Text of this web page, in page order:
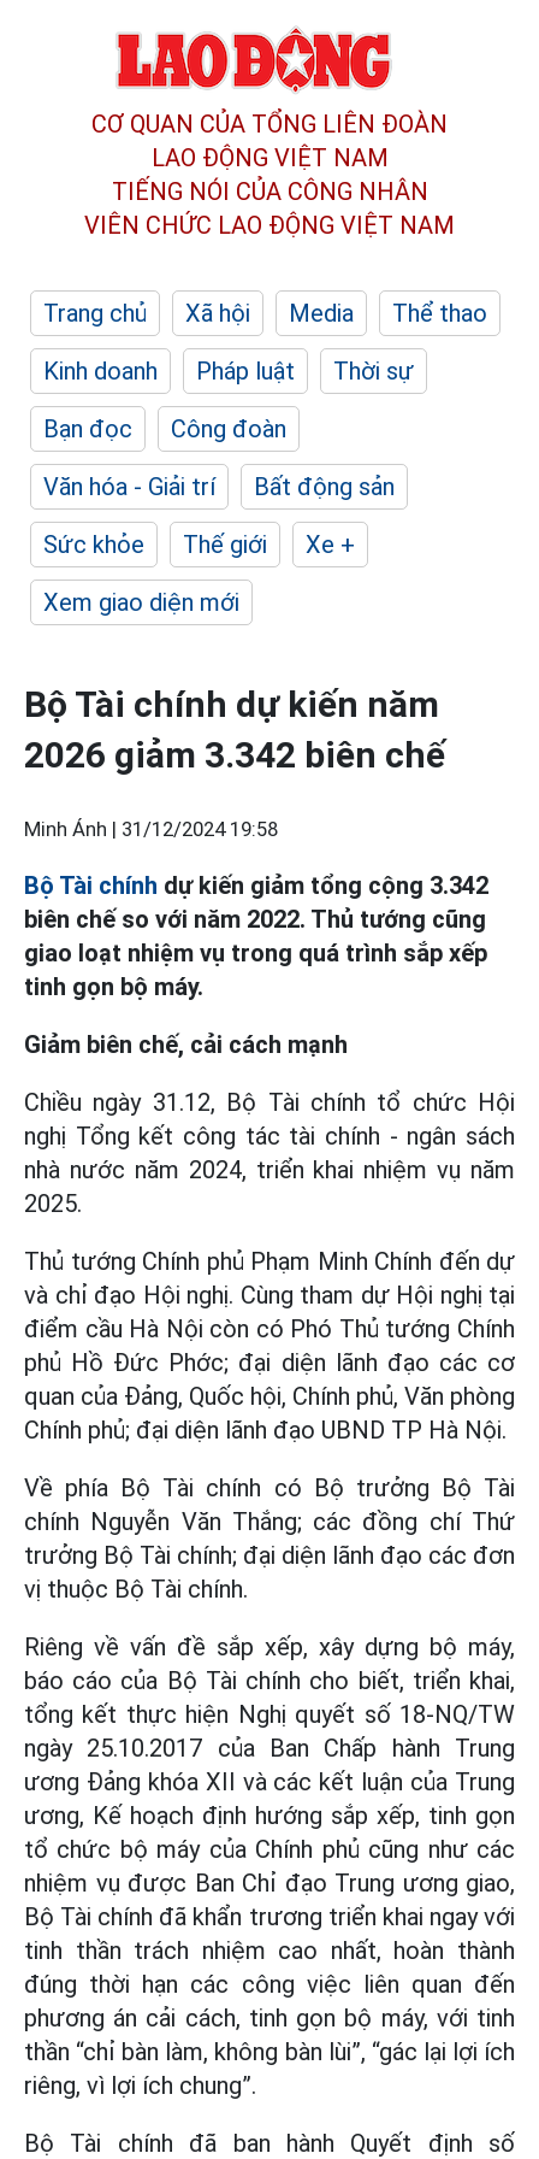
CƠ QUAN CỦA TỔNG LIÊN ĐOÀN
LAO ĐỘNG VIỆT NAM
TIẾNG NÓI CỦA CÔNG NHÂN
VIÊN CHỨC LAO ĐỘNG VIỆT NAM
Trang chủ Xã hội Media
Thể thao
Kinh doanh
Pháp luật
Thời sự
Bạn đọc
Công đoàn
Văn hóa - Giải trí
Bất động sản
Sức khỏe
Thế giới
Xe +
Xem giao diện mới
Bộ Tài chính dự kiến năm
2026 giảm 3.342 biên chế
Minh Ánh | 31/12/2024 19:58
Bộ Tài chính dự kiến giảm tổng cộng 3.342
biên chế so với năm 2022. Thủ tướng cũng
giao loạt nhiệm vụ trong quá trình sắp xếp
tinh gọn bộ máy.
Giảm biên chế, cải cách mạnh
Chiều ngày 31.12, Bộ Tài chính tổ chức Hội
nghị Tổng kết công tác tài chính - ngân sách
nhà nước năm 2024, triển khai nhiệm vụ năm
2025.
Thủ tướng Chính phủ Phạm Minh Chính đến dự
và chỉ đạo Hội nghị. Cùng tham dự Hội nghị tại
điểm cầu Hà Nội còn có Phó Thủ tướng Chính
phủ Hồ Đức Phớc; đại diện lãnh đạo các cơ
quan của Đảng, Quốc hội, Chính phủ, Văn phòng
Chính phủ; đại diện lãnh đạo UBND TP Hà Nội.
Về phía Bộ Tài chính có Bộ trưởng Bộ Tài
chính Nguyễn Văn Thắng; các đồng chí Thứ
trưởng Bộ Tài chính; đại diện lãnh đạo các đơn
vị thuộc Bộ Tài chính.
Riêng về vấn đề sắp xếp, xây dựng bộ máy,
báo cáo của Bộ Tài chính cho biết, triển khai,
tổng kết thực hiện Nghị quyết số 18-NQ/TW
ngày 25.10.2017 của Ban Chấp hành Trung
ương Đảng khóa XII và các kết luận của Trung
ương, Kế hoạch định hướng sắp xếp, tinh gọn
tổ chức bộ máy của Chính phủ cũng như các
nhiệm vụ được Ban Chỉ đạo Trung ương giao,
Bộ Tài chính đã khẩn trương triển khai ngay với
tinh thần trách nhiệm cao nhất, hoàn thành
đúng thời hạn các công việc liên quan đến
phương án cải cách, tinh gọn bộ máy, với tinh
thần “chỉ bàn làm, không bàn lùi”, “gác lại lợi ích
riêng, vì lợi ích chung”.
Bộ Tài chính đã ban hành Quyết định số